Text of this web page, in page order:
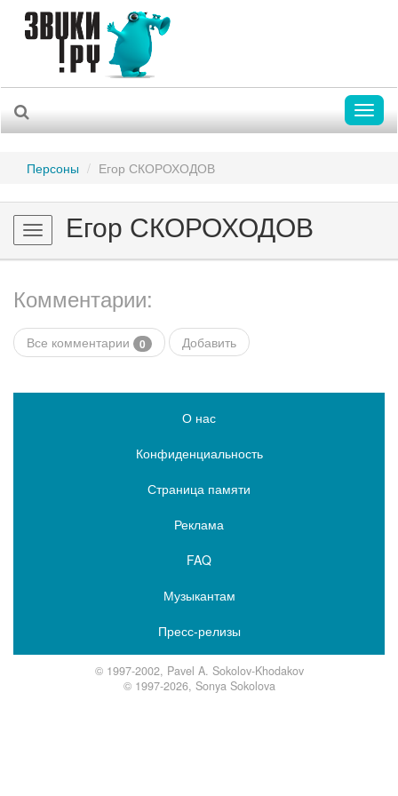
Персоны Егор СКОРОХОДОВ
Toggle
navigation
Егор СКОРОХОДОВ
Комментарии:
Все комментарии 0 Добавить
О нас
Конфиденциальность
Страница памяти
Реклама
FAQ
Музыкантам
Пресс-релизы
© 1997-2002, Pavel A. Sokolov-Khodakov
© 1997-2026, Sonya Sokolova